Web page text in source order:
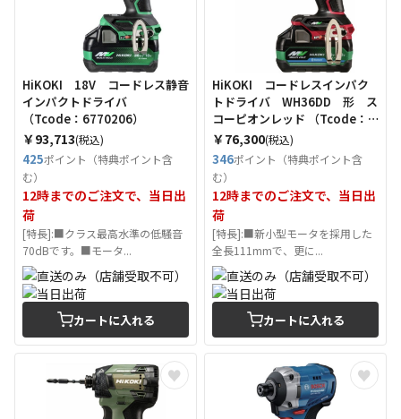
HiKOKI 18V コードレス静音
インパクトドライバ
（Tcode：6770206）
￥93,713(税込)
425ポイント（特典ポイント含
む）
12時までのご注文で、当日出
荷
[特長]:■クラス最高水準の低騒音
70dBです。■モータ...
カートに入れる
HiKOKI コードレスインパク
トドライバ WH36DD 形 ス
コーピオンレッド （Tcode：
6636531）
￥76,300(税込)
346ポイント（特典ポイント含
む）
12時までのご注文で、当日出
荷
[特長]:■新小型モータを採用した
全長111mmで、更に...
カートに入れる